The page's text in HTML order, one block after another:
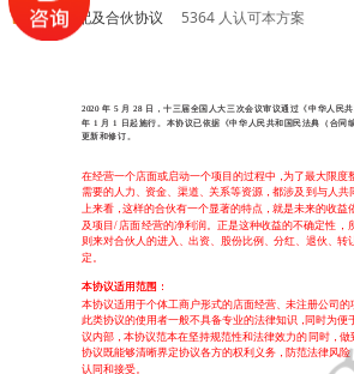
股权分配及合伙协议 5364 人认可本方案